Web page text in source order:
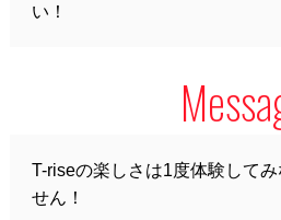
い！
T-riseの楽しさは1度体験して
せん！